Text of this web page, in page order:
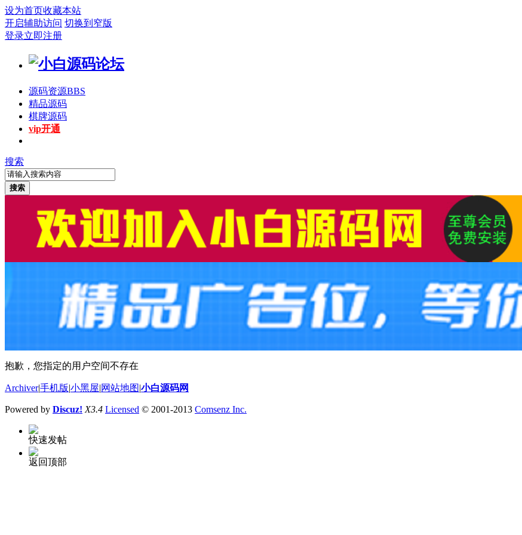
设为首页收藏本站
开启辅助访问 切换到窄版
登录立即注册
源码资源BBS
精品源码
棋牌源码
vip开通
搜索
搜索
抱歉，您指定的用户空间不存在
Archiver|手机版 小黑屋 网站地图 小白源码网
Powered by Discuz! X3.4 Licensed © 2001-2013 Comsenz Inc.
快速发帖
返回顶部